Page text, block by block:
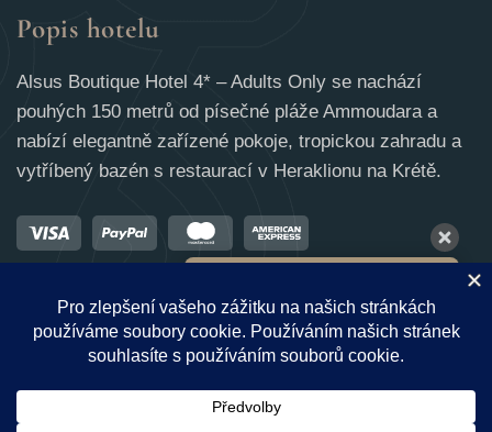
Popis hotelu
Alsus Boutique Hotel 4* – Adults Only se nachází
pouhých 150 metrů od písečné pláže Ammoudara a
nabízí elegantně zařízené pokoje, tropickou zahradu a
vytříbený bazén s restaurací v Heraklionu na Krétě.
© 2025 · ALSUS Boutique Hotel 4* (hotel pouze pro dospělé) v
Ammoudara, Heraklion, Kréta, Řecko
Členská sazba €232
Nejlepší sazba € 240
Našli jste nejnižší dostupnou cenu pro